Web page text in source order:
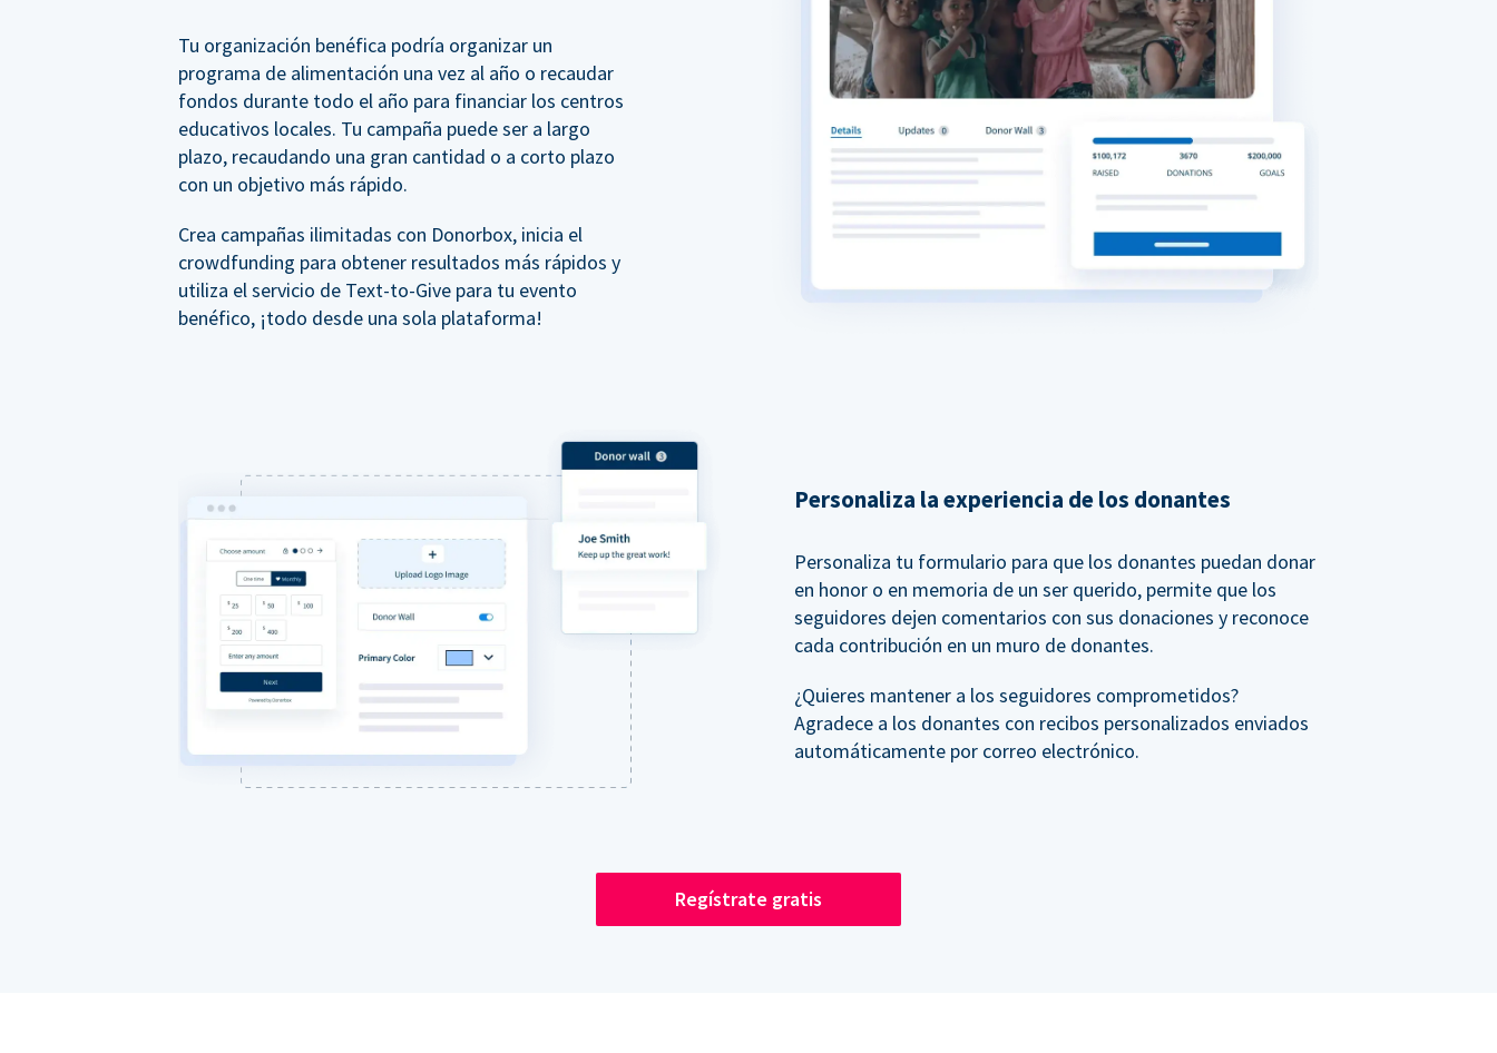
Tu organización benéfica podría organizar un
programa de alimentación una vez al año o recaudar
fondos durante todo el año para financiar los centros
educativos locales. Tu campaña puede ser a largo
plazo, recaudando una gran cantidad o a corto plazo
con un objetivo más rápido.
Crea campañas ilimitadas con Donorbox, inicia el
crowdfunding para obtener resultados más rápidos y
utiliza el servicio de Text-to-Give para tu evento
benéfico, ¡todo desde una sola plataforma!
Personaliza la experiencia de los donantes
Personaliza tu formulario para que los donantes puedan donar
en honor o en memoria de un ser querido, permite que los
seguidores dejen comentarios con sus donaciones y reconoce
cada contribución en un muro de donantes.
¿Quieres mantener a los seguidores comprometidos?
Agradece a los donantes con recibos personalizados enviados
automáticamente por correo electrónico.
Regístrate gratis